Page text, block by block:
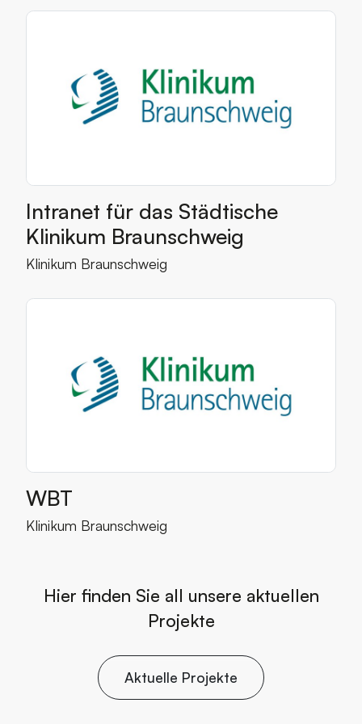
Kategorien
Intranet für das Städtische
Klinikum Braunschweig
Mehr lesen über Intranet für das Städtische Klinikum
Mehr über den Kunden
Klinikum Braunschweig
Kategorien
WBT
Mehr lesen über WBT
Mehr über den Kunden
Klinikum Braunschweig
Hier finden Sie all unsere aktuellen
Projekte
Aktuelle Projekte
Aktuelle Projekte